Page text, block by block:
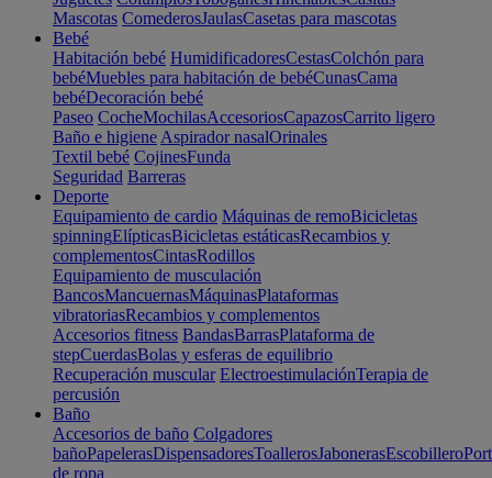
Mascotas ComederosJaulasCasetas para mascotas
Bebé
Habitación bebé HumidificadoresCestasColchón para
bebéMuebles para habitación de bebéCunasCama
bebéDecoración bebé
Paseo CocheMochilasAccesoriosCapazosCarrito ligero
Baño e higiene Aspirador nasalOrinales
Textil bebé CojinesFunda
Seguridad Barreras
Deporte
Equipamiento de cardio Máquinas de remoBicicletas
spinningElípticasBicicletas estáticasRecambios y
complementosCintasRodillos
Equipamiento de musculación
BancosMancuernasMáquinasPlataformas
vibratoriasRecambios y complementos
Accesorios fitness BandasBarrasPlataforma de
stepCuerdasBolas y esferas de equilibrio
Recuperación muscular ElectroestimulaciónTerapia de
percusión
Baño
Accesorios de baño Colgadores
bañoPapelerasDispensadoresToallerosJabonerasEscobillero
de ropa